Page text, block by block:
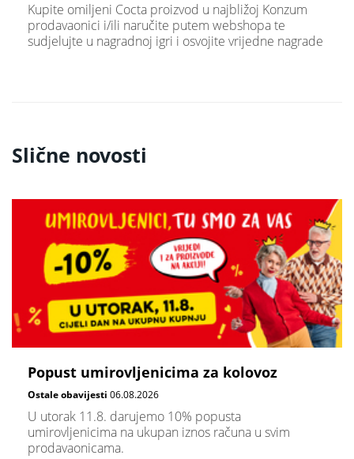
Kupite omiljeni Cocta proizvod u najbližoj Konzum
prodavaonici i/ili naručite putem webshopa te
sudjelujte u nagradnoj igri i osvojite vrijedne nagrade
Slične novosti
Popust umirovljenicima za kolovoz
Ostale obavijesti 06.08.2026
U utorak 11.8. darujemo 10% popusta
umirovljenicima na ukupan iznos računa u svim
prodavaonicama.